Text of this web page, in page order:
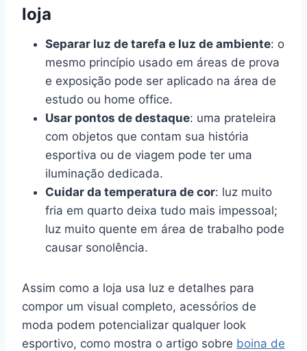
loja
Separar luz de tarefa e luz de ambiente: o
mesmo princípio usado em áreas de prova
e exposição pode ser aplicado na área de
estudo ou home office.
Usar pontos de destaque: uma prateleira
com objetos que contam sua história
esportiva ou de viagem pode ter uma
iluminação dedicada.
Cuidar da temperatura de cor: luz muito
fria em quarto deixa tudo mais impessoal;
luz muito quente em área de trabalho pode
causar sonolência.
Assim como a loja usa luz e detalhes para
compor um visual completo, acessórios de
moda podem potencializar qualquer look
esportivo, como mostra o artigo sobre boina de